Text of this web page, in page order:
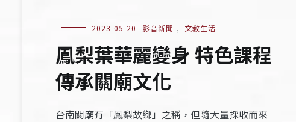
2023-05-20 影音新聞 , 文教生活
鳳梨葉華麗變身 特色課程
傳承關廟文化
台南關廟有「鳳梨故鄉」之稱，但隨大量採收而來